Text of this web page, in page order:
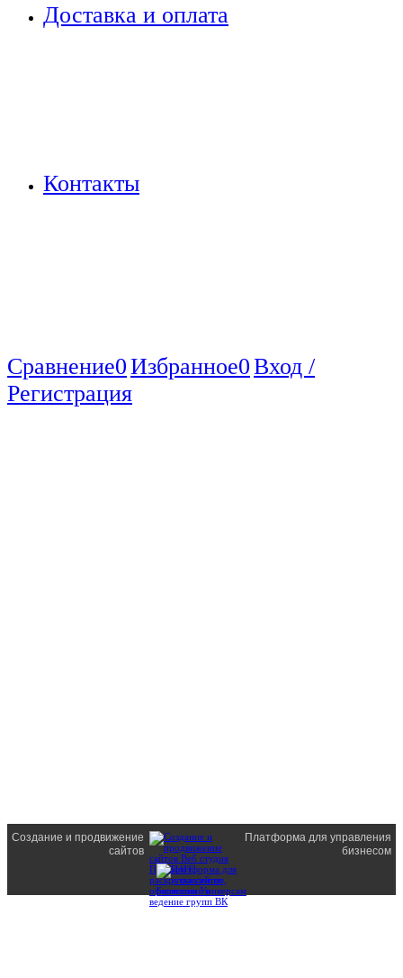
Доставка и оплата
Контакты
Сравнение0Избранное0Вход /
Регистрация
Создание и продвижение
сайтов
Платформа для управления
бизнесом